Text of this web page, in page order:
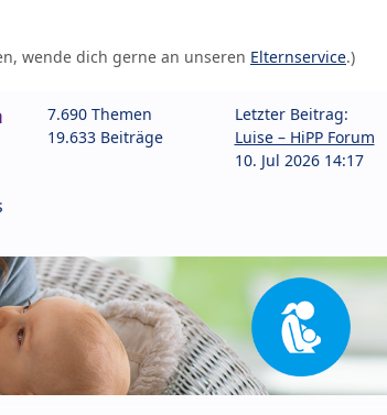
wende dich gerne an unseren Elternservice.)
7.690 Themen
19.633 Beiträge
Letzter Beitrag:
Luise – HiPP Forum
10. Jul 2026 14:17